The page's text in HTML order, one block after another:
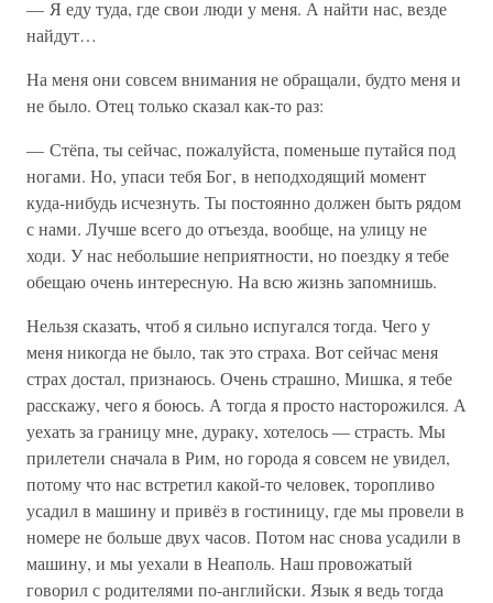
— Я еду туда, где свои люди у меня. А найти нас, везде
найдут…
На меня они совсем внимания не обращали, будто меня и
не было. Отец только сказал как-то раз:
— Стёпа, ты сейчас, пожалуйста, поменьше путайся под
ногами. Но, упаси тебя Бог, в неподходящий момент
куда-нибудь исчезнуть. Ты постоянно должен быть рядом
с нами. Лучше всего до отъезда, вообще, на улицу не
ходи. У нас небольшие неприятности, но поездку я тебе
обещаю очень интересную. На всю жизнь запомнишь.
Нельзя сказать, чтоб я сильно испугался тогда. Чего у
меня никогда не было, так это страха. Вот сейчас меня
страх достал, признаюсь. Очень страшно, Мишка, я тебе
расскажу, чего я боюсь. А тогда я просто насторожился. А
уехать за границу мне, дураку, хотелось — страсть. Мы
прилетели сначала в Рим, но города я совсем не увидел,
потому что нас встретил какой-то человек, торопливо
усадил в машину и привёз в гостиницу, где мы провели в
номере не больше двух часов. Потом нас снова усадили в
машину, и мы уехали в Неаполь. Наш провожатый
говорил с родителями по-английски. Язык я ведь тогда